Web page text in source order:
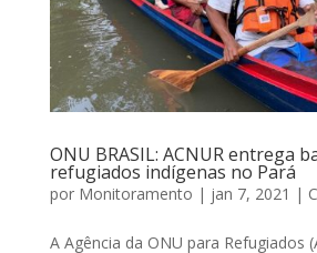
ONU BRASIL: ACNUR entrega
refugiados indígenas no Pará
por Monitoramento | jan 7, 2021 |
A Agência da ONU para Refugiados